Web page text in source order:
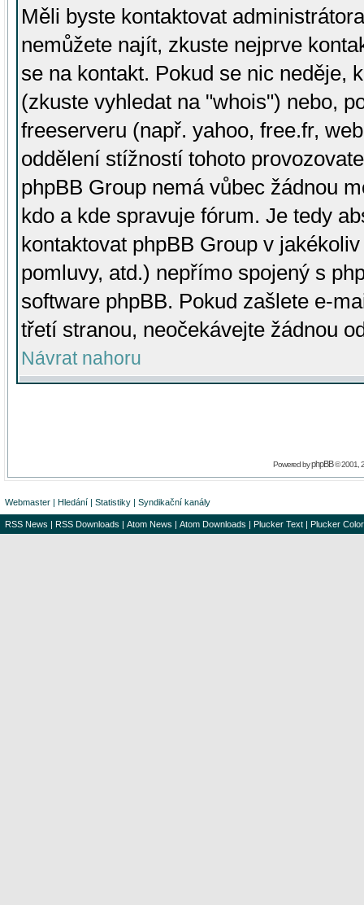
Měli byste kontaktovat
nemůžete najít, zkuste nejprve
se na kontakt. Pokud se nic neděje,
(zkuste vyhledat na "whois") nebo,
freeserveru (např. yahoo, free.fr,
oddělení stížností tohoto
phpBB Group nemá vůbec žádnou
kdo a kde spravuje fórum. Je tedy
kontaktovat phpBB Group v
pomluvy, atd.) nepřímo spojený s
software phpBB. Pokud zašlete e-
třetí stranou, neočekávejte žádnou
Návrat nahoru
Powered byphpBB© 2001,
Webmaster | Hledání | Statistiky | Syndikační kanály
RSS News | RSS Downloads | Atom News | Atom Downloads | Plucker Text | Plucker Color